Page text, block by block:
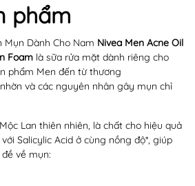
phẩm
Mụn Dành Cho Nam Nivea Men Acne Oil
Foam là sữa rửa mặt dành riêng cho
phẩm Men đến từ thương
và các nguyên nhân gây mụn chỉ
Lan thiên nhiên, là chất cho hiệu quả
Salicylic Acid ở cùng nồng độ*, giúp
về mụn: